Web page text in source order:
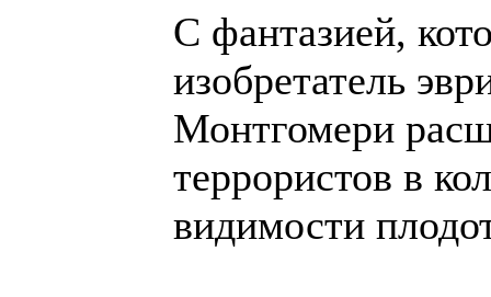
С фантазией,
изобретатель
Монтгомери
террористов в
видимости